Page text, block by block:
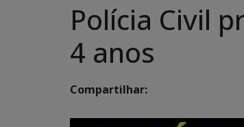
Polícia Civil
4 anos
Compartilhar: